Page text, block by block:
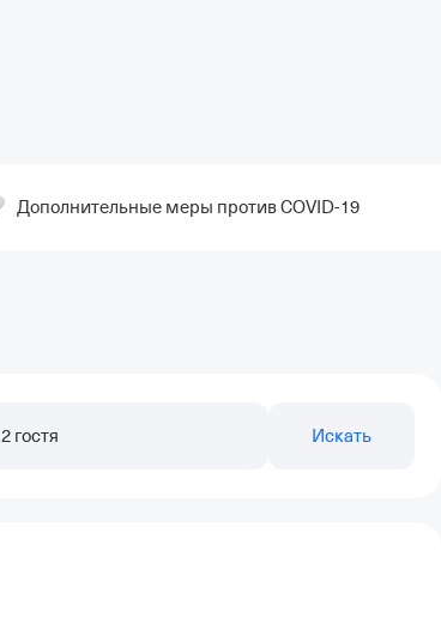
Дополнительные меры против COVID-19
2 гостя Искать